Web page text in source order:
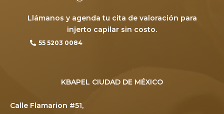
Llámanos y agenda tu cita de valoración para
injerto capilar sin costo.
55 5203 0084
KBAPEL CIUDAD DE MÉXICO
Calle Flamarion #51,